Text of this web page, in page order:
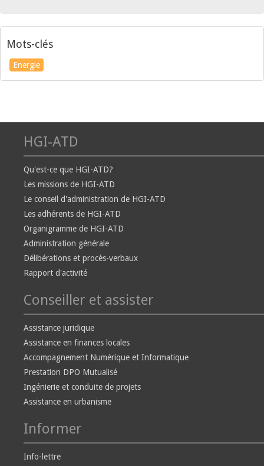
Mots-clés
Energie
HGI-ATD
Qu'est-ce que HGI-ATD?
Les missions de HGI-ATD
Le conseil d'administration de HGI-ATD
Les adhérents de HGI-ATD
Organigramme de HGI-ATD
Administration générale
Délibérations et procès-verbaux
Rapport d'activité
Conseiller et assister
Assistance juridique
Assistance en finances locales
Accompagnement Numérique et Informatique
Prestation DPO Mutualisé
Ingénierie et conduite de projets
Assistance en urbanisme
Informer
Info-lettre